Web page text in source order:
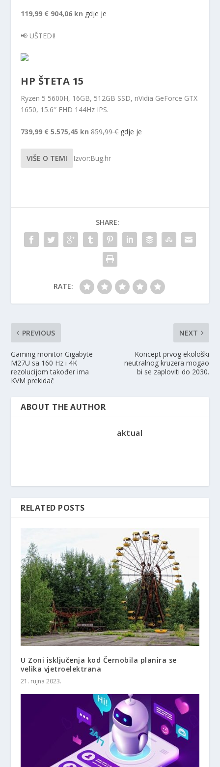
119,99 € 904,06 kn gdje je
📢 UŠTEDI!
HP ŠTETA 15
Ryzen 5 5600H, 16GB, 512GB SSD, nVidia GeForce GTX
1650, 15.6″ FHD 144Hz IPS.
739,99 €5.575,45 kn 859,99 € gdje je
VIŠE O TEMI Izvor:Bug.hr
SHARE:
RATE:
PREVIOUS
Gaming monitor Gigabyte
M27U sa 160 Hz i 4K
rezolucijom također ima
KVM prekidač
NEXT
Koncept prvog ekološki
neutralnog kruzera mogao
bi se zaploviti do 2030.
ABOUT THE AUTHOR
aktual
RELATED POSTS
U Zoni isključenja kod Černobila planira se
velika vjetroelektrana
21. rujna 2023.